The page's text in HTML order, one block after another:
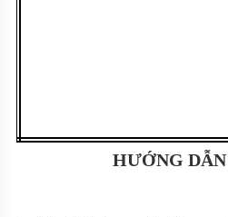
HƯỚNG